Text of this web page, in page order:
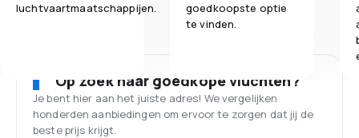
luchtvaartmaatschappijen.
goedkoopste optie
te vinden.
Op zoek naar goedkope vluchten?
Je bent hier aan het juiste adres! We vergelijken
honderden aanbiedingen om ervoor te zorgen dat jij de
beste prijs krijgt.